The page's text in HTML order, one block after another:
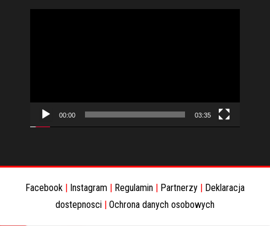
00:00 03:35
Facebook Instagram Regulamin Partnerzy
Deklaracja
dostepnosci
Ochrona danych osobowych